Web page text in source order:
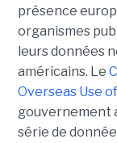
présence
organismes
leurs données
américains. Le
Overseas Use
gouvernement
série de